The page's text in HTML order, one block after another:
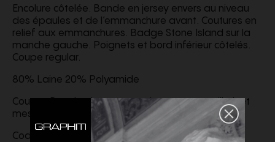
Encolure côtelée. Bande en jersey envers au niveau
des épaules et de l’emmanchure avant. Coutures en
relief aux emmanchures. Badge Stone Island sur la
manche gauche. Poignets et bord inférieur côtelés.
Coupe regular.
80% Laine 20% Polyamide
Coupe : Regular. Le mannequin porte une taille L et
mesure 185cm.
Code produit K2S155100072S00A3V0029